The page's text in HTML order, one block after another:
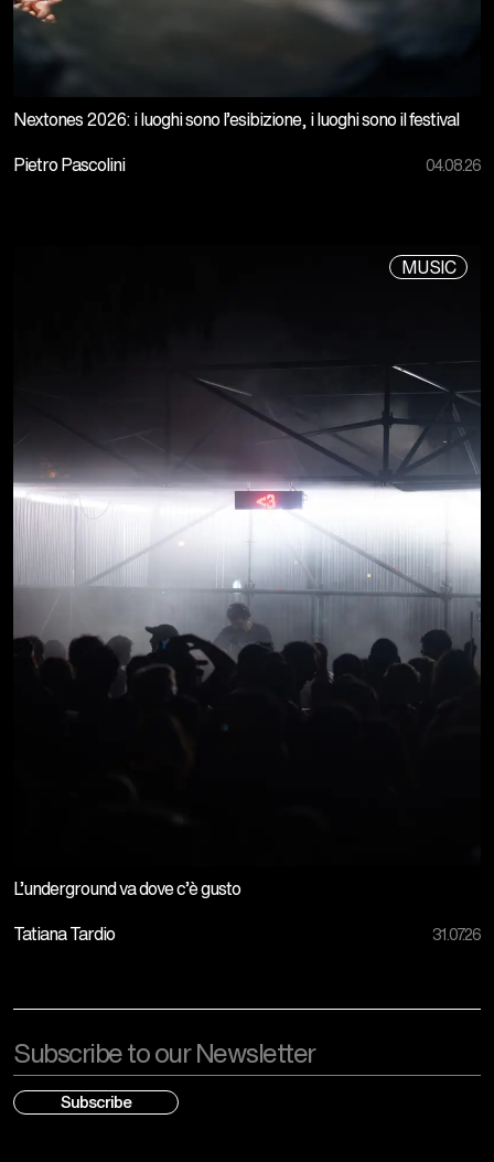
Nextones 2026: i luoghi sono l’esibizione, i luoghi sono il festival
Pietro Pascolini 04.08.26
MUSIC
L’underground va dove c’è gusto
Tatiana Tardio 31.07.26
Email